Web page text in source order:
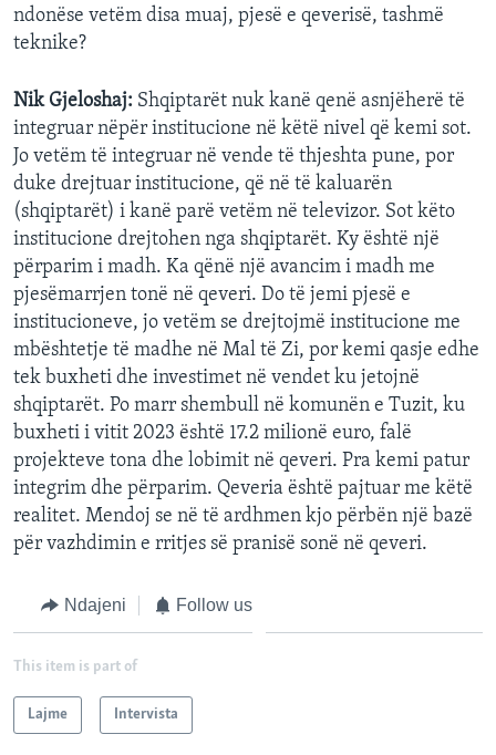
ndonëse vetëm disa muaj, pjesë e qeverisë, tashmë
teknike?
Nik Gjeloshaj: Shqiptarët nuk kanë qenë asnjëherë të
integruar nëpër institucione në këtë nivel që kemi sot.
Jo vetëm të integruar në vende të thjeshta pune, por
duke drejtuar institucione, që në të kaluarën
(shqiptarët) i kanë parë vetëm në televizor. Sot këto
institucione drejtohen nga shqiptarët. Ky është një
përparim i madh. Ka qënë një avancim i madh me
pjesëmarrjen tonë në qeveri. Do të jemi pjesë e
institucioneve, jo vetëm se drejtojmë institucione me
mbështetje të madhe në Mal të Zi, por kemi qasje edhe
tek buxheti dhe investimet në vendet ku jetojnë
shqiptarët. Po marr shembull në komunën e Tuzit, ku
buxheti i vitit 2023 është 17.2 milionë euro, falë
projekteve tona dhe lobimit në qeveri. Pra kemi patur
integrim dhe përparim. Qeveria është pajtuar me këtë
realitet. Mendoj se në të ardhmen kjo përbën një bazë
për vazhdimin e rritjes së pranisë sonë në qeveri.
Ndajeni Follow us
This item is part of
Lajme Intervista